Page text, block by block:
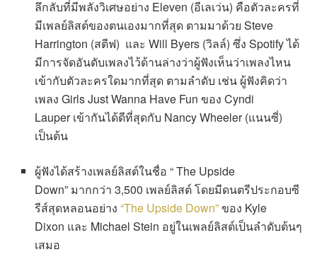
ลึกลับที่มีพลังวิเศษอย่าง Eleven (อีเลเว่น) คือตัวละครที่
มีเพลย์ลิสต์ของตนเองมากที่สุด ตามมาด้วย Steve
Harrington (สตีฟ) และ Will Byers (วิลล์) ซึ่ง Spotify ได้
มีการจัดอันดับเพลงไว้ด้านล่างว่าผู้ฟังเห็นว่าเพลงไหน
เข้ากับตัวละครใดมากที่สุด ตามลำดับ เช่น ผู้ฟังคิดว่า
เพลง Girls Just Wanna Have Fun ของ Cyndi
Lauper เข้ากันได้ดีที่สุดกับ Nancy Wheeler (แนนซี่)
เป็นต้น
ผู้ฟังได้สร้างเพลย์ลิสต์ในชื่อ “ The Upside
Down” มากกว่า 3,500 เพลย์ลิสต์ โดยมีดนตรีประกอบซี
รีส์สุดหลอนอย่าง“The Upside Down”ของ Kyle
Dixon และ Michael Stein อยู่ในเพลย์ลิสต์เป็นลำดับต้นๆ
เสมอ